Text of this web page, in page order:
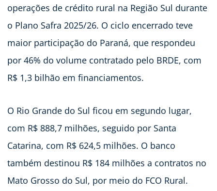
operações de crédito rural na Região Sul durante
o Plano Safra 2025/26. O ciclo encerrado teve
maior participação do Paraná, que respondeu
por 46% do volume contratado pelo BRDE, com
R$ 1,3 bilhão em financiamentos.
O Rio Grande do Sul ficou em segundo lugar,
com R$ 888,7 milhões, seguido por Santa
Catarina, com R$ 624,5 milhões. O banco
também destinou R$ 184 milhões a contratos no
Mato Grosso do Sul, por meio do FCO Rural.